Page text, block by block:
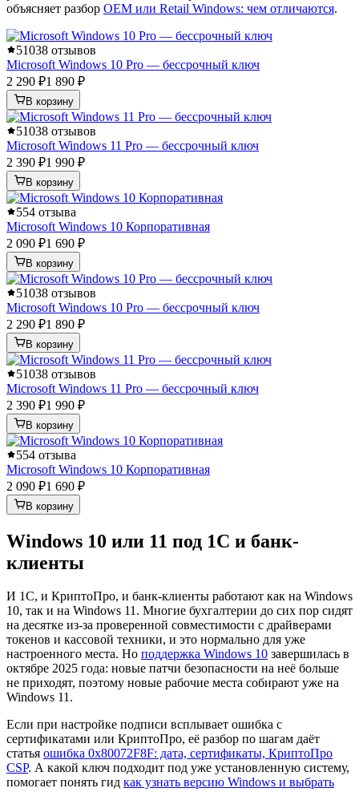
объясняет разбор OEM или Retail Windows: чем отличаются.
51038 отзывов
Microsoft Windows 10 Pro — бессрочный ключ
2 290 ₽1 890 ₽
В корзину
51038 отзывов
Microsoft Windows 11 Pro — бессрочный ключ
2 390 ₽1 990 ₽
В корзину
554 отзыва
Microsoft Windows 10 Корпоративная
2 090 ₽1 690 ₽
В корзину
51038 отзывов
Microsoft Windows 10 Pro — бессрочный ключ
2 290 ₽1 890 ₽
В корзину
51038 отзывов
Microsoft Windows 11 Pro — бессрочный ключ
2 390 ₽1 990 ₽
В корзину
554 отзыва
Microsoft Windows 10 Корпоративная
2 090 ₽1 690 ₽
В корзину
Windows 10 или 11 под 1С и банк-
клиенты
И 1С, и КриптоПро, и банк-клиенты работают как на Windows
10, так и на Windows 11. Многие бухгалтерии до сих пор сидят
на десятке из-за проверенной совместимости с драйверами
токенов и кассовой техники, и это нормально для уже
настроенного места. Но поддержка Windows 10 завершилась в
октябре 2025 года: новые патчи безопасности на неё больше
не приходят, поэтому новые рабочие места собирают уже на
Windows 11.
Если при настройке подписи всплывает ошибка с
сертификатами или КриптоПро, её разбор по шагам даёт
статья ошибка 0x80072F8F: дата, сертификаты, КриптоПро
CSP. А какой ключ подходит под уже установленную систему,
помогает понять гид как узнать версию Windows и выбрать